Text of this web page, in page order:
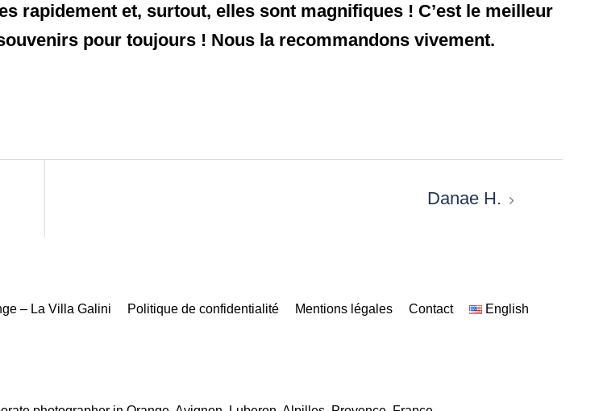
rapidement et, surtout, elles sont magnifiques ! C’est le meilleur
pour toujours ! Nous la recommandons vivement.
Danae H.
– La Villa Galini Politique de confidentialité Mentions légales Contact English